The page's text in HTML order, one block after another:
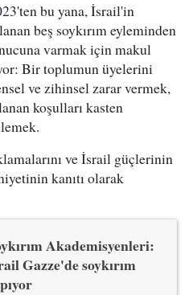
bu yana, İsrail'in
beş soykırım eyleminden
varmak için makul
Bir toplumun üyelerini
ve zihinsel zarar vermek,
koşulları kasten
ve İsrail güçlerinin
kanıtı olarak
Akademisyenleri:
Gazze'de soykırım